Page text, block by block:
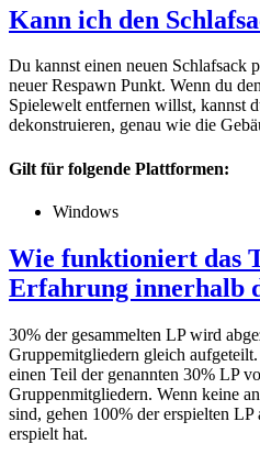
Kann ich den
Du kannst einen neuen Schlafsack
neuer Respawn Punkt. Wenn du
Spielewelt entfernen willst, kannst
dekonstruieren, genau wie die
Gilt für folgende Plattformen:
Windows
Wie funktioniert das
Erfahrung innerhalb
30% der gesammelten LP wird
Gruppemitgliedern gleich
einen Teil der genannten 30% LP
Gruppenmitgliedern. Wenn keine
sind, gehen 100% der erspielten LP
erspielt hat.